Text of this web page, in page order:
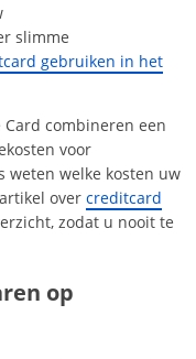
slimme
gebruiken in het
Card combineren een
voor
weten welke kosten uw
over creditcard
zodat u nooit te
op